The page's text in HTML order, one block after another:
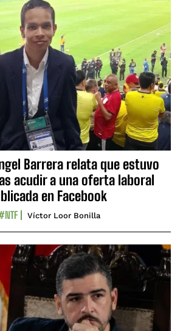
Barrera relata que estuvo
acudir a una oferta laboral
en Facebook
Víctor Loor Bonilla